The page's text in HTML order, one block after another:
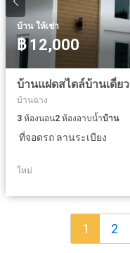
บ้าน·ให้เช่า
฿ 12,000
บ้านแฝดสไตล์บ้านเดี่ยว
บ้านฉาง
3 ห้องนอน2 ห้องอาบน้ำบ้าน
·ที่จอดรถ·ลานระเบียง
ใหม่
1 2